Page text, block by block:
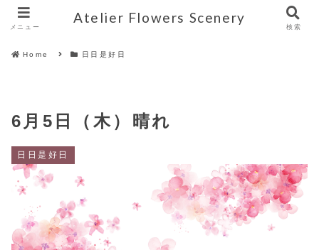
Home 日日是好日
6月5日（木）晴れ
日日是好日
メニュー
Atelier Flowers Scenery
検索